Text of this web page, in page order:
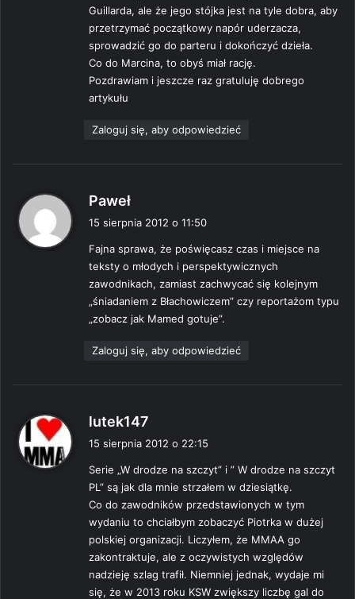
Guillarda, ale że jego stójka jest na tyle dobra, aby
przetrzymać początkowy napór uderzacza,
sprowadzić go do parteru i dokończyć dzieła.
Co do Marcina, to obyś miał rację.
Pozdrawiam i jeszcze raz gratuluję dobrego
artykułu
Zaloguj się, aby odpowiedzieć
Paweł
z
e
:
15 sierpnia 2012 o 11:50
Fajna sprawa, że poświęcasz czas i miejsce na
teksty o młodych i perspektywicznych
zawodnikach, zamiast zachwycać się kolejnym
„śniadaniem z Błachowiczem” czy reportażom typu
„zobacz jak Mamed gotuje”.
Zaloguj się, aby odpowiedzieć
lutek147
z
e
:
15 sierpnia 2012 o 22:15
Serie „W drodze na szczyt” i ” W drodze na szczyt
PL” są jak dla mnie strzałem w dziesiątkę.
Co do zawodników przedstawionych w tym
wydaniu to chciałbym zobaczyć Piotrka w dużej
polskiej organizacji. Liczyłem, że MMAA go
zakontraktuje, ale z oczywistych względów
nadzieję szlag trafił. Niemniej jednak, wydaje mi
się, że w 2013 roku KSW zwiększy liczbę gal do